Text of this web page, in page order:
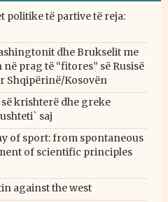
politike të partive të reja:
dhe Brukselit me
prag të “fitores” së Rusisë
Shqipërinë/Kosovën
krishterë dhe greke
saj
of sport: from spontaneous
of scientific principles
against the west